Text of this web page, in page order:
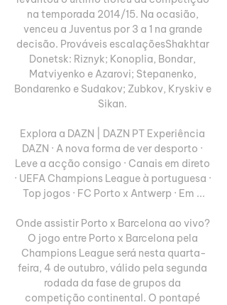
na temporada 2014/15. Na ocasião,
venceu a Juventus por 3 a 1 na grande
decisão. Prováveis escalaçõesShakhtar
Donetsk: Riznyk; Konoplia, Bondar,
Matviyenko e Azarovi; Stepanenko,
Bondarenko e Sudakov; Zubkov, Kryskiv e
Sikan.
Explora a DAZN | DAZN PT Experiência
DAZN · A nova forma de ver desporto ·
Leve a acção consigo · Canais em direto
· UEFA Champions League à portuguesa ·
Top jogos · FC Porto x Antwerp · Em ...
Onde assistir Porto x Barcelona ao vivo?
O jogo entre Porto x Barcelona pela
Champions League será nesta quarta-
feira, 4 de outubro, válido pela segunda
rodada da fase de grupos da
competição continental. O pontapé